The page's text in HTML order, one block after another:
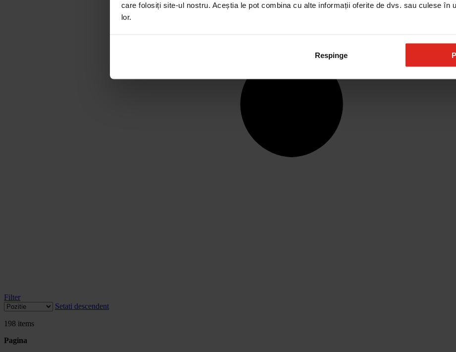
care folosiți site-ul nostru. Aceștia le pot combina cu alte informații oferite de dvs. sau culese în
lor.
Respinge
Filter
Setati descendent
198 items
Pagina